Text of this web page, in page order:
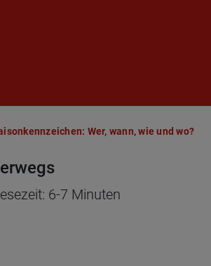
Wer, wann, wie und wo?
6-7 Minuten